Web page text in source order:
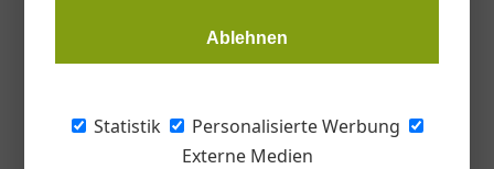
Ablehnen
Statistik
Personalisierte Werbung
Externe Medien
Wer einen Baumeister sucht, schaut schon lange nicht mehr
klassischen Google-Ergebnisse. Auch hier übernehmen Large
Language Modells wie ChatGPT oder Gemini das